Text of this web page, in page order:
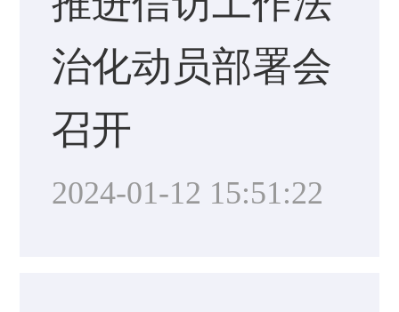
治化动员部署会
召开
2024-01-12 15:51:22